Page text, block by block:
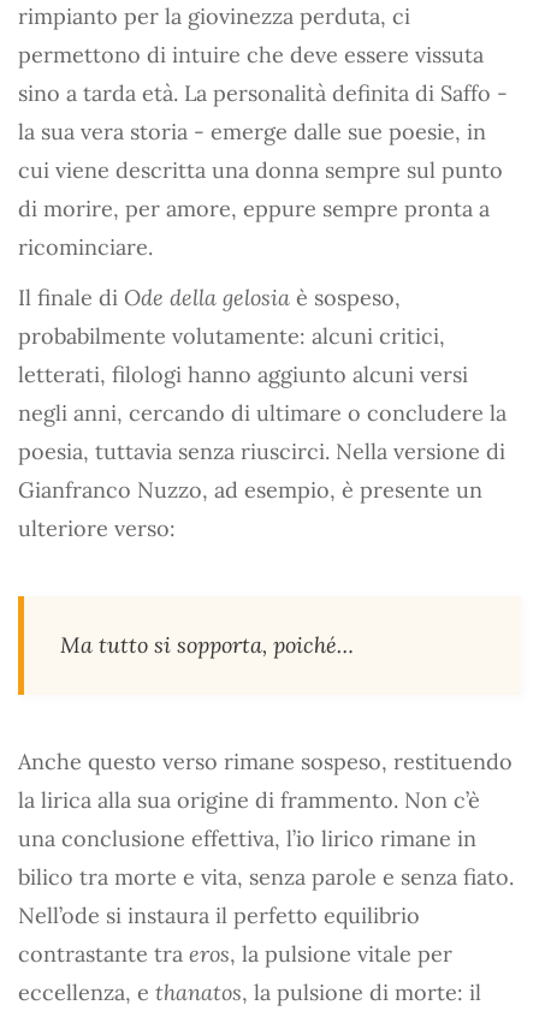
rimpianto per la giovinezza perduta, ci
permettono di intuire che deve essere vissuta
sino a tarda età. La personalità definita di Saffo -
la sua vera storia - emerge dalle sue poesie, in
cui viene descritta una donna sempre sul punto
di morire, per amore, eppure sempre pronta a
ricominciare.
Il finale di Ode della gelosia è sospeso,
probabilmente volutamente: alcuni critici,
letterati, filologi hanno aggiunto alcuni versi
negli anni, cercando di ultimare o concludere la
poesia, tuttavia senza riuscirci. Nella versione di
Gianfranco Nuzzo, ad esempio, è presente un
ulteriore verso:
Ma tutto si sopporta, poiché…
Anche questo verso rimane sospeso, restituendo
la lirica alla sua origine di frammento. Non c’è
una conclusione effettiva, l’io lirico rimane in
bilico tra morte e vita, senza parole e senza fiato.
Nell’ode si instaura il perfetto equilibrio
contrastante tra eros, la pulsione vitale per
eccellenza, e thanatos, la pulsione di morte: il